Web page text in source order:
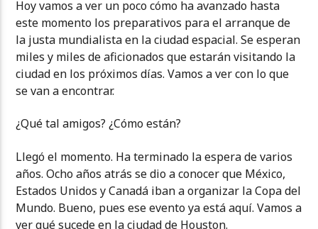
Hoy vamos a ver un poco cómo ha avanzado hasta
este momento los preparativos para el arranque de
la justa mundialista en la ciudad espacial. Se esperan
miles y miles de aficionados que estarán visitando la
ciudad en los próximos días. Vamos a ver con lo que
se van a encontrar.
¿Qué tal amigos? ¿Cómo están?
Llegó el momento. Ha terminado la espera de varios
años. Ocho años atrás se dio a conocer que México,
Estados Unidos y Canadá iban a organizar la Copa del
Mundo. Bueno, pues ese evento ya está aquí. Vamos a
ver qué sucede en la ciudad de Houston.